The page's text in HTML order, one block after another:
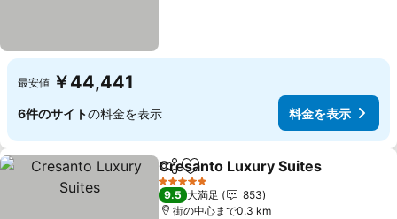
最安値 ￥44,441
6件のサイトの料金を表示 料金を表示
シェアお気に入りに追加
Cresanto Luxury Suites
5 ホテルのランク
9.5 大満足
853
街の中心まで0.3 km